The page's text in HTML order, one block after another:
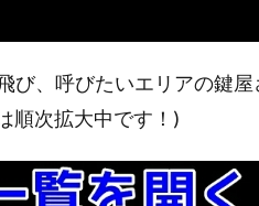
び、呼びたいエリアの鍵
順次拡大中です！)